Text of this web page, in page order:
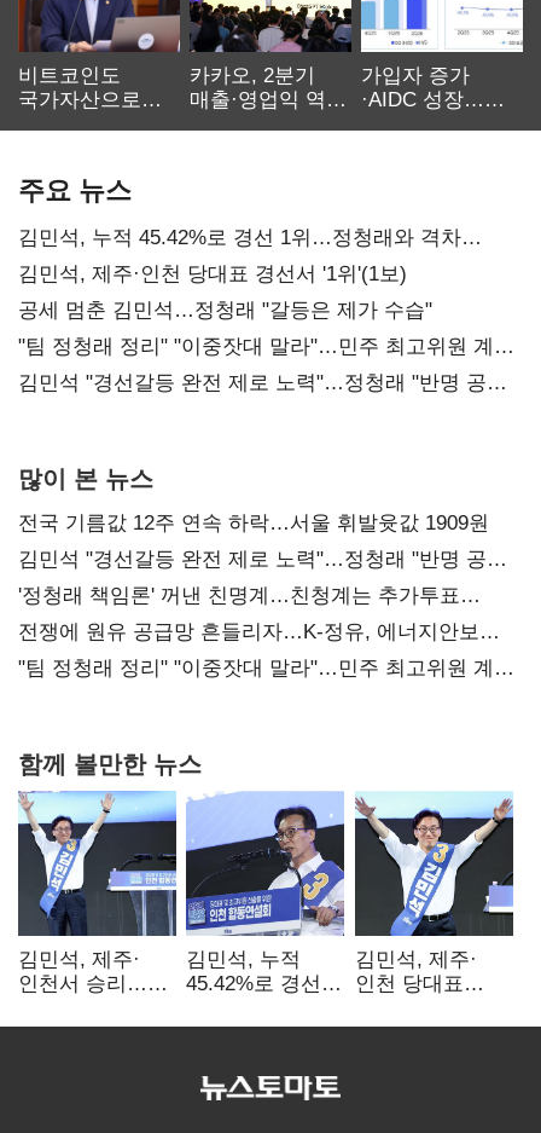
비트코인도
국가자산으로…'
카카오, 2분기
매출·영업익 역대
가입자 증가
·AIDC 성장…
주요 뉴스
김민석, 누적 45.42%로 경선 1위…정청래와 격차
0.86%p(2보)
김민석, 제주·인천 당대표 경선서 '1위'(1보)
공세 멈춘 김민석…정청래 "갈등은 제가 수습"
"팀 정청래 정리" "이중잣대 말라"…민주 최고위원 계파
다툼 격화
김민석 "경선갈등 완전 제로 노력"…정청래 "반명 공세
많이 본 뉴스
전국 기름값 12주 연속 하락…서울 휘발윳값 1909원
김민석 "경선갈등 완전 제로 노력"…정청래 "반명 공세
사과부터"
'정청래 책임론' 꺼낸 친명계…친청계는 추가투표
때리기
전쟁에 원유 공급망 흔들리자…K-정유, 에너지안보
핵심으로 재부상
"팀 정청래 정리" "이중잣대 말라"…민주 최고위원 계파
함께 볼만한 뉴스
김민석, 제주·
인천서 승리…
탈환'(종합)
김민석, 누적
45.42%로 경선
격차
김민석, 제주·
인천 당대표